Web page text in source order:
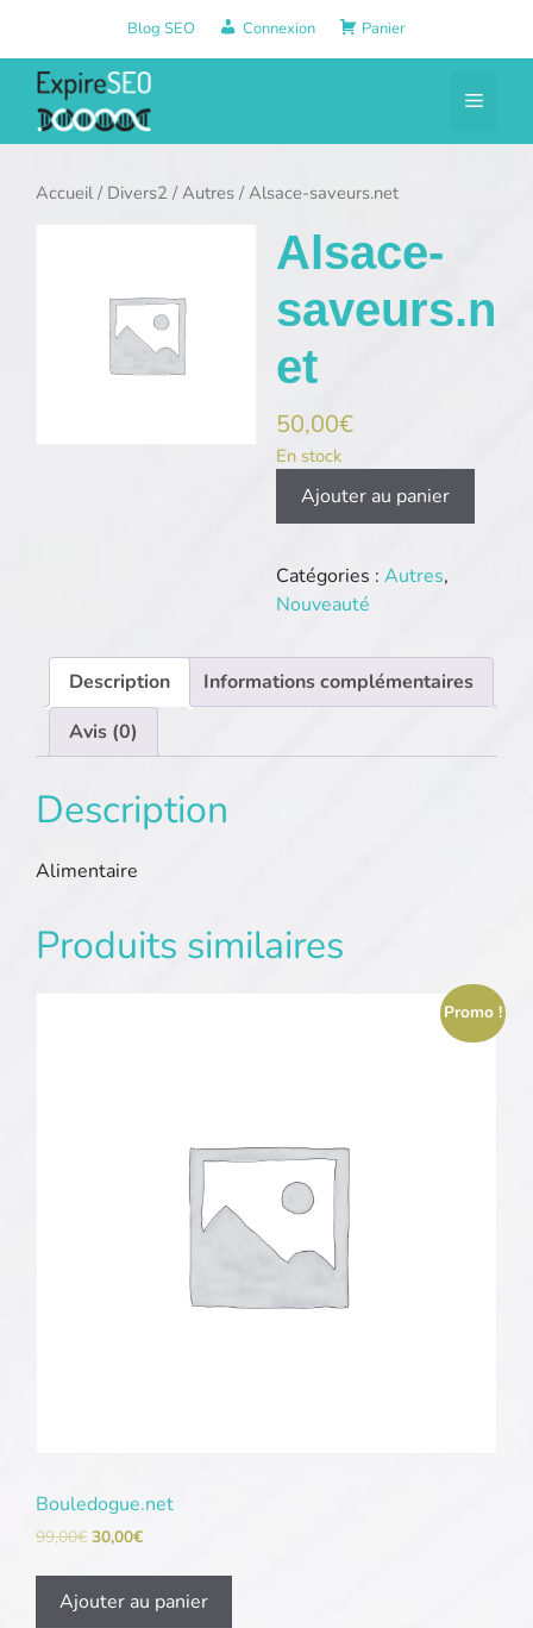
contenu
Blog SEO Connexion Panier
Menu
Accueil/ Divers2 /Autres / Alsace-saveurs.net
Alsace-
saveurs.n
et
50,00€
En stock
quantité
saveurs.net
Ajouter au panier
Catégories : Autres,
Nouveauté
Description
Informations complémentaires
Avis (0)
Description
Alimentaire
Produits similaires
Promo !
Bouledogue.net
99,00€ 30,00€
Ajouter au panier